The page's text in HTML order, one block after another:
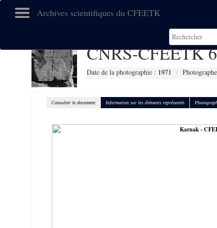
Archives scientifiques du CFEETK
CNRS-CFEETK
Date de la photographie : 1971
Consulter le document Information sur les éléments représentés